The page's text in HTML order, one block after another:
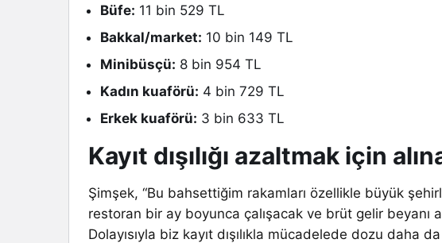
Büfe: 11 bin 529 TL
Bakkal/market: 10 bin 149 TL
Minibüsçü: 8 bin 954 TL
Kadın kuaförü: 4 bin 729 TL
Erkek kuaförü: 3 bin 633 TL
Kayıt dışılığı azaltmak için
Şimşek, “Bu bahsettiğim rakamları özellikle büyük
restoran bir ay boyunca çalışacak ve brüt gelir beyanı
Dolayısıyla biz kayıt dışılıkla mücadelede dozu daha